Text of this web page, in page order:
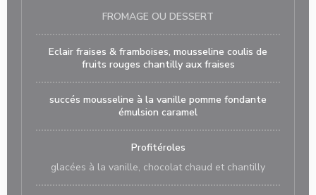
FROMAGE OU DESSERT
Eclair fraises & framboises, mousseline coulis de
fruits rouges chantilly aux fraises
succés mousseline à la vanille pomme fondante
émulsion caramel
Profitéroles
glacées à la vanille, chocolat chaud et chantilly